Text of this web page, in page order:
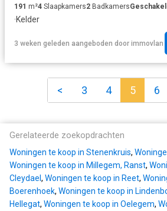
191 m²4 Slaapkamers2 Badkamers
·Kelder
3 weken geleden aangeboden door immovlan
< 3 4 5 6
Gerelateerde zoekopdrachten
Woningen te koop in Stenenkruis,
Woningen te koop in Millegem, Ranst,
Cleydael , Woningen te koop in Reet,
Boerenhoek, Woningen te koop in
Hellegat, Woningen te koop in Oelegem,